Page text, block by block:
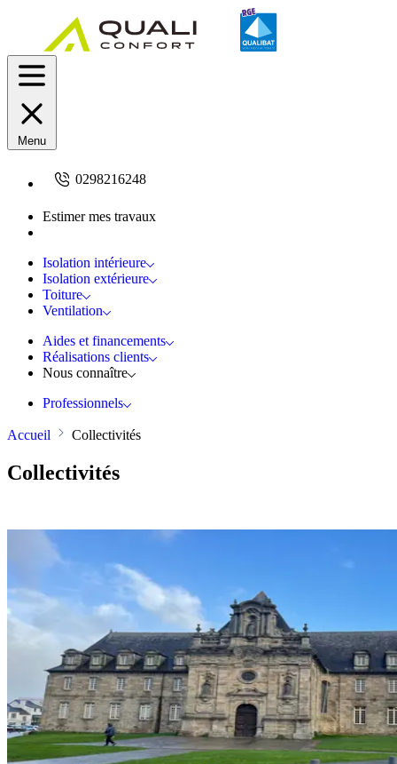
Menu
0298216248
Estimer mes travaux
Isolation intérieure
Isolation extérieure
Toiture
Ventilation
Aides et financements
Réalisations clients
Nous connaître
Professionnels
Accueil Collectivités
Collectivités